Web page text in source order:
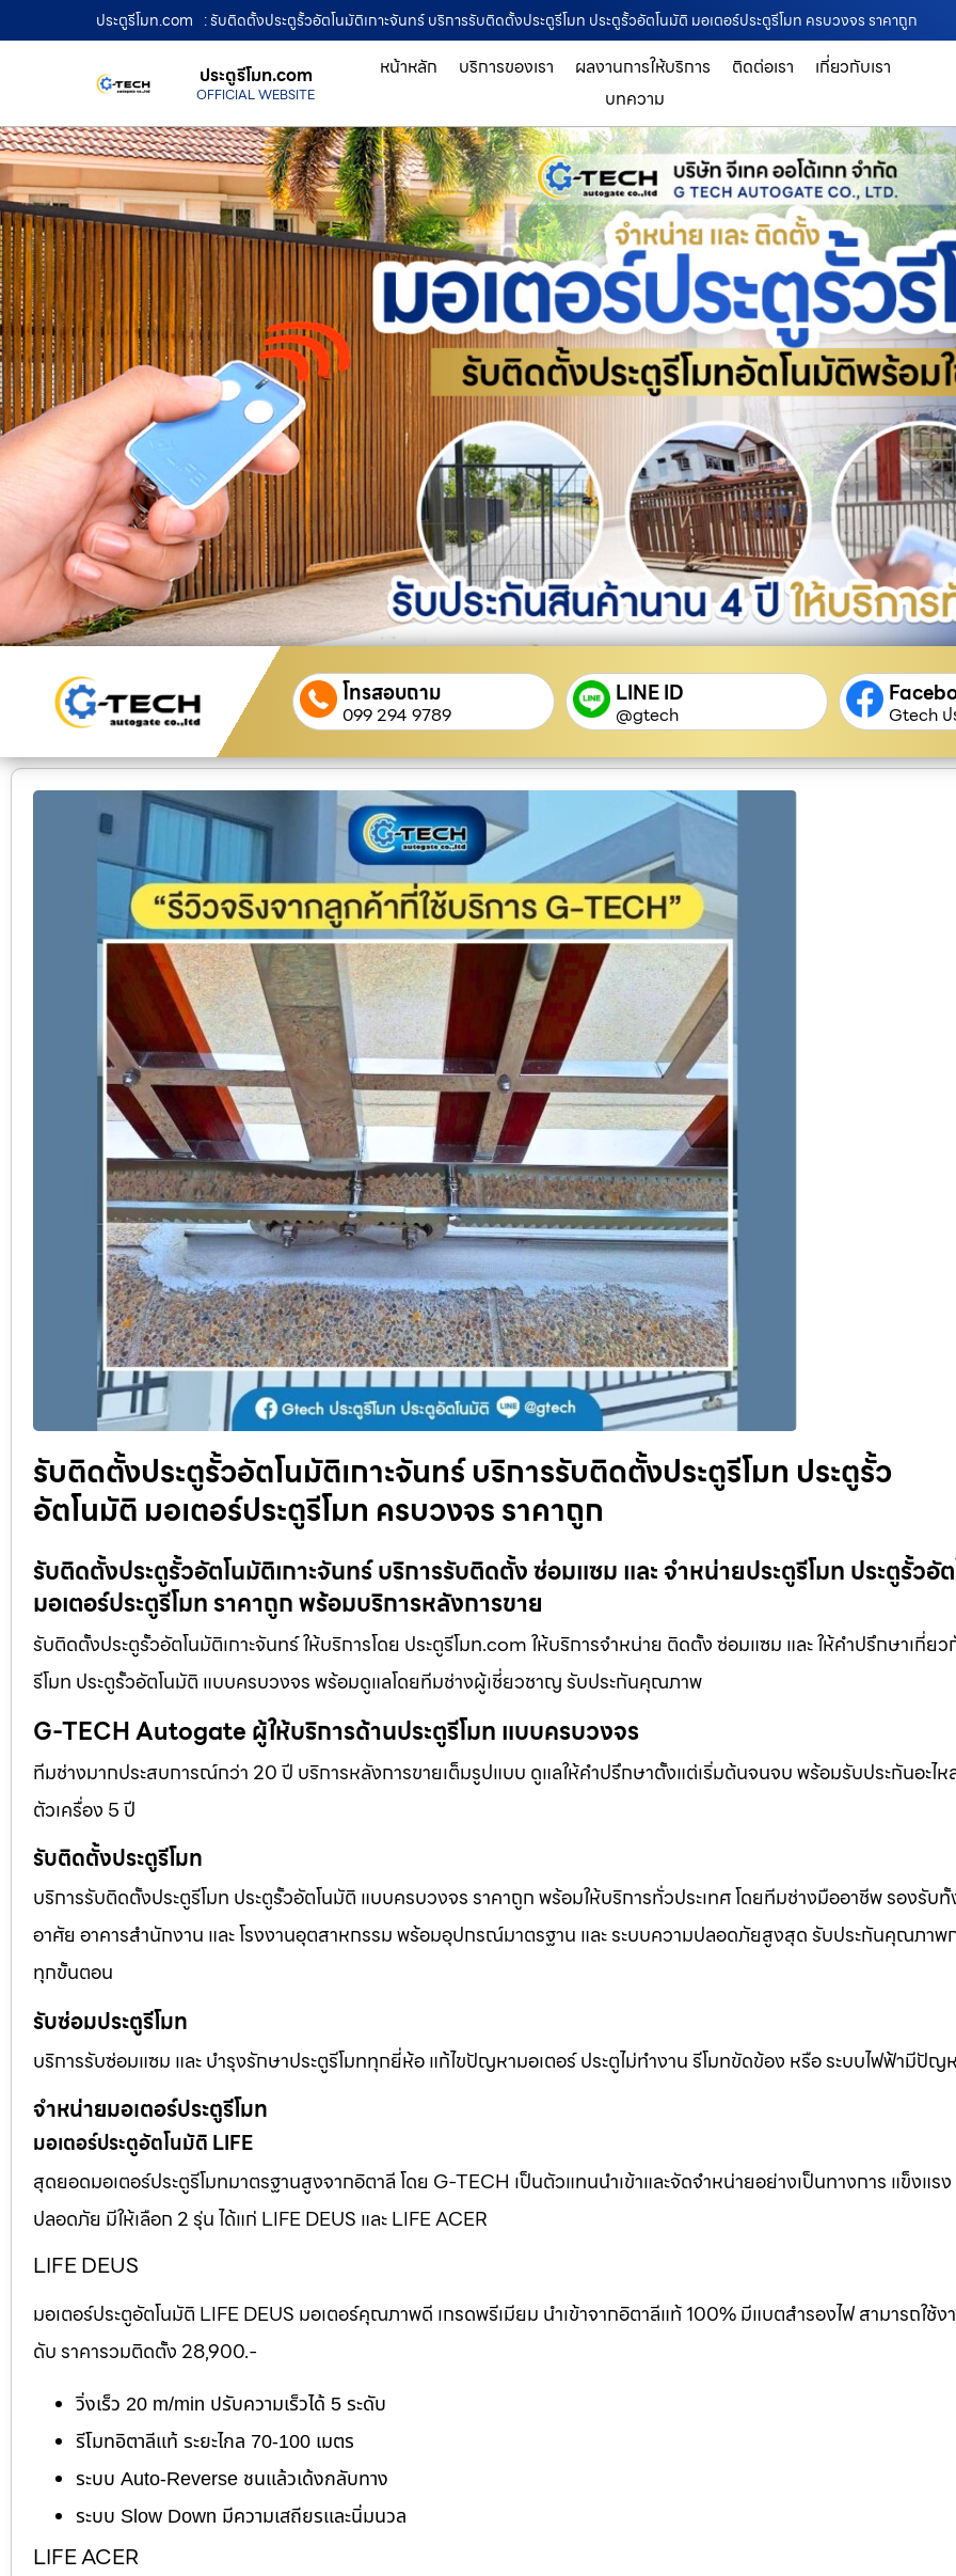
ประตูรีโมท.com : รับติดตั้งประตูรั้วอัตโนมัติเกาะจันทร์ บริการรับติดตั้งประตูรีโมท ประตูรั้วอัตโนมัติ มอเตอร์ประตูรีโมท ครบวงจร ราคาถูก
ประตูรีโมท.com
OFFICIAL WEBSITE
หน้าหลัก บริการของเรา ผลงานการให้บริการ ติดต่อเรา
เกี่ยวกับเรา
บทความ
โทรสอบถาม
099 294 9789
LINE ID
@gtech Gtech ป
รับติดตั้งประตูรั้วอัตโนมัติเกาะจันทร์ บริการรับติดตั้งประตูรีโมท ประตูรั้ว
อัตโนมัติ มอเตอร์ประตูรีโมท ครบวงจร ราคาถูก
รับติดตั้งประตูรั้วอัตโนมัติเกาะจันทร์ บริการรับติดตั้ง ซ่อมแซม และ จำหน่ายประตูรีโมท ประตูรั้วอั
มอเตอร์ประตูรีโมท ราคาถูก พร้อมบริการหลังการขาย
รับติดตั้งประตูรั้วอัตโนมัติเกาะจันทร์ ให้บริการโดย ประตูรีโมท.com ให้บริการจำหน่าย ติดตั้ง ซ่อมแซม และ ให้คำปรึกษาเกี่ย
รีโมท ประตูรั้วอัตโนมัติ แบบครบวงจร พร้อมดูแลโดยทีมช่างผู้เชี่ยวชาญ รับประกันคุณภาพ
G-TECH Autogate ผู้ให้บริการด้านประตูรีโมท แบบครบวงจร
ทีมช่างมากประสบการณ์กว่า 20 ปี บริการหลังการขายเต็มรูปแบบ ดูแลให้คำปรึกษาตั้งแต่เริ่มต้นจนจบ พร้อมรับประกันอะไห
ตัวเครื่อง 5 ปี
รับติดตั้งประตูรีโมท
บริการรับติดตั้งประตูรีโมท ประตูรั้วอัตโนมัติ แบบครบวงจร ราคาถูก พร้อมให้บริการทั่วประเทศ โดยทีมช่างมืออาชีพ รองรับ
อาศัย อาคารสำนักงาน และ โรงงานอุตสาหกรรม พร้อมอุปกรณ์มาตรฐาน และ ระบบความปลอดภัยสูงสุด รับประกันคุณภาพ
ทุกขั้นตอน
รับซ่อมประตูรีโมท
บริการรับซ่อมแซม และ บำรุงรักษาประตูรีโมททุกยี่ห้อ แก้ไขปัญหามอเตอร์ ประตูไม่ทำงาน รีโมทขัดข้อง หรือ ระบบไฟฟ้ามีปัญ
จำหน่ายมอเตอร์ประตูรีโมท
มอเตอร์ประตูอัตโนมัติ LIFE
สุดยอดมอเตอร์ประตูรีโมทมาตรฐานสูงจากอิตาลี โดย G-TECH เป็นตัวแทนนำเข้าและจัดจำหน่ายอย่างเป็นทางการ แข็งแร
ปลอดภัย มีให้เลือก 2 รุ่น ได้แก่ LIFE DEUS และ LIFE ACER
LIFE DEUS
มอเตอร์ประตูอัตโนมัติ LIFE DEUS มอเตอร์คุณภาพดี เกรดพรีเมียม นำเข้าจากอิตาลีแท้ 100% มีแบตสำรองไฟ สามารถใช้ง
ดับ ราคารวมติดตั้ง 28,900.-
วิ่งเร็ว 20 m/min ปรับความเร็วได้ 5 ระดับ
รีโมทอิตาลีแท้ ระยะไกล 70-100 เมตร
ระบบ Auto-Reverse ชนแล้วเด้งกลับทาง
ระบบ Slow Down มีความเสถียรและนิ่มนวล
LIFE ACER